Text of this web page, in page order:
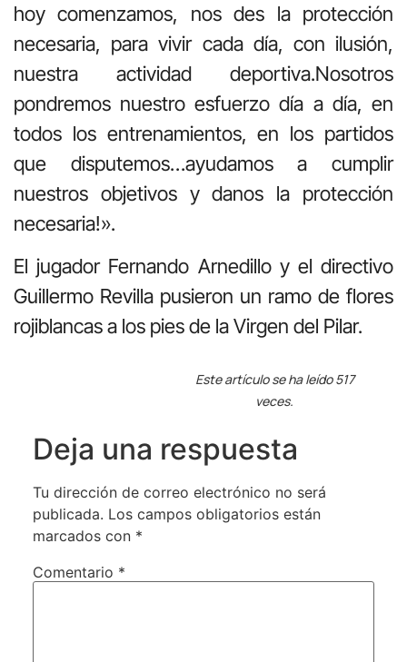
hoy comenzamos, nos des la protección
necesaria, para vivir cada día, con ilusión,
nuestra actividad deportiva.Nosotros
pondremos nuestro esfuerzo día a día, en
todos los entrenamientos, en los partidos
que disputemos…ayudamos a cumplir
nuestros objetivos y danos la protección
necesaria!».
El jugador Fernando Arnedillo y el directivo
Guillermo Revilla pusieron un ramo de flores
rojiblancas a los pies de la Virgen del Pilar.
Este artículo se ha leído 517
veces.
Deja una respuesta
Tu dirección de correo electrónico no será
publicada. Los campos obligatorios están
marcados con *
Comentario *